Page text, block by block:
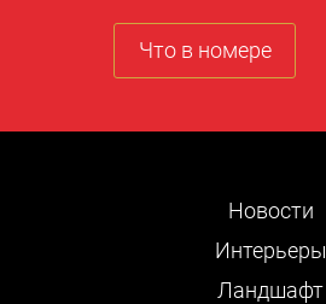
Что в номере
Новости
Интерьеры
Ландшафт